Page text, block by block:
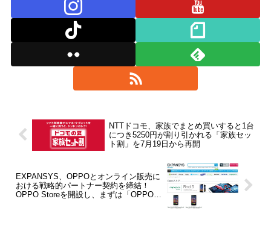
NTTドコモ、家族でまとめ買いすると1台
につき5250円が割り引かれる「家族セッ
ト割」を7月19日から再開
EXPANSYS、OPPOとオンライン販売に
おける戦略的パートナー契約を締結！
OPPO Storeを開設し、まずは「OPPO